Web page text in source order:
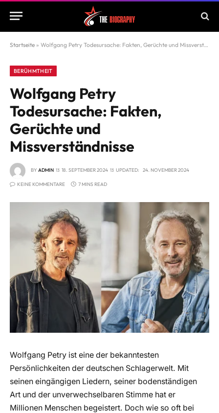
Startseite » Wolfgang Petry Todesursache: Fakten, Gerüchte und Missverständnisse
BERÜHMTHEIT
Wolfgang Petry
Todesursache: Fakten,
Gerüchte und
Missverständnisse
BY ADMIN 18. SEPTEMBER 2024 UPDATED: 24. NOVEMBER 2024
KEINE KOMMENTARE 7 MINS READ
Wolfgang Petry ist eine der bekanntesten
Persönlichkeiten der deutschen Schlagerwelt. Mit
seinen eingängigen Liedern, seiner bodenständigen
Art und der unverwechselbaren Stimme hat er
Millionen Menschen begeistert. Doch wie so oft bei